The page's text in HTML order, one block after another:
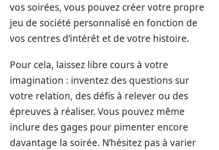
vos soirées, vous pouvez créer votre propre
jeu de société personnalisé en fonction de
vos centres d’intérêt et de votre histoire.
Pour cela, laissez libre cours à votre
imagination : inventez des questions sur
votre relation, des défis à relever ou des
épreuves à réaliser. Vous pouvez même
inclure des gages pour pimenter encore
davantage la soirée. N’hésitez pas à varier